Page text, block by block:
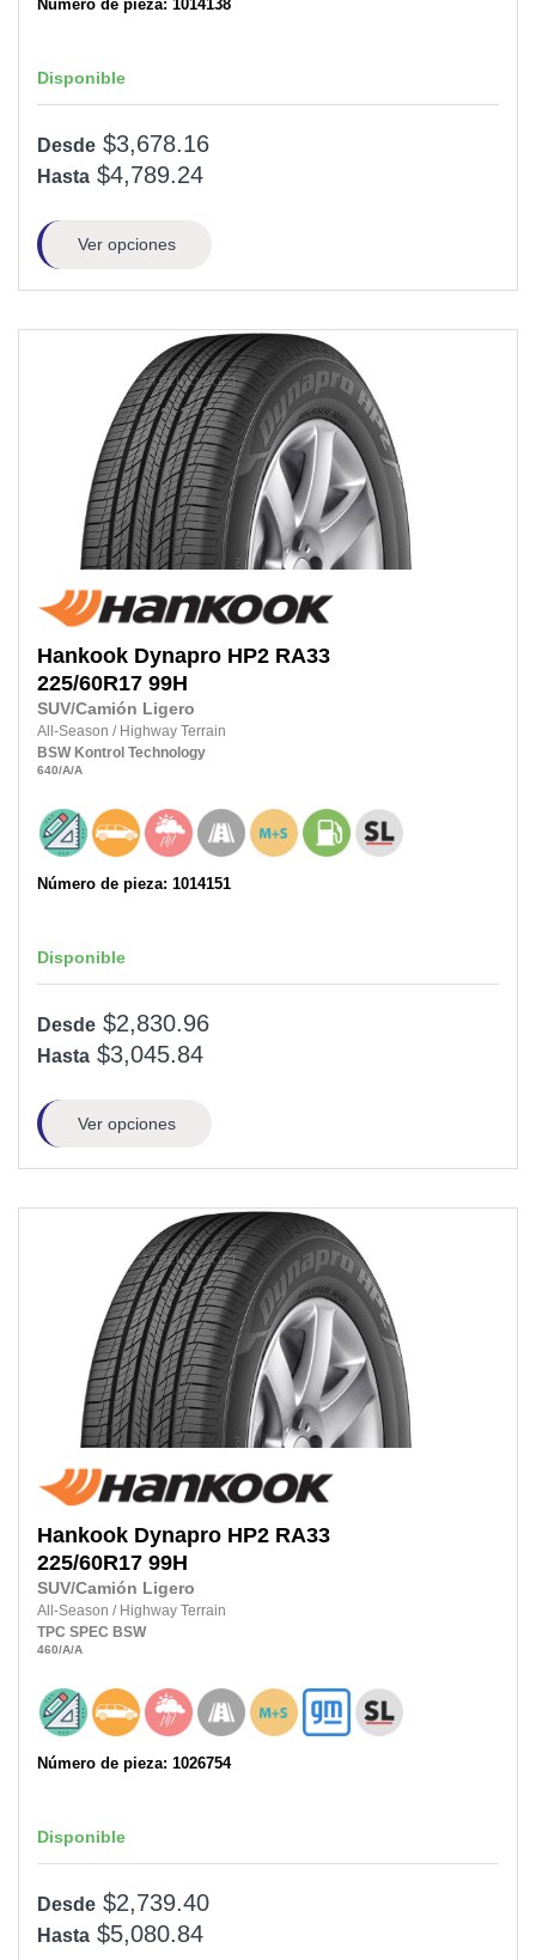
Número de pieza: 1014138
Disponible
Desde $3,678.16
Hasta $4,789.24
Ver opciones
Hankook Dynapro HP2 RA33
225/60R17 99H
SUV/Camión Ligero
All-Season / Highway Terrain
BSW Kontrol Technology
640/A/A
Número de pieza: 1014151
Disponible
Desde $2,830.96
Hasta $3,045.84
Ver opciones
Hankook Dynapro HP2 RA33
225/60R17 99H
SUV/Camión Ligero
All-Season / Highway Terrain
TPC SPEC BSW
460/A/A
Número de pieza: 1026754
Disponible
Desde $2,739.40
Hasta $5,080.84